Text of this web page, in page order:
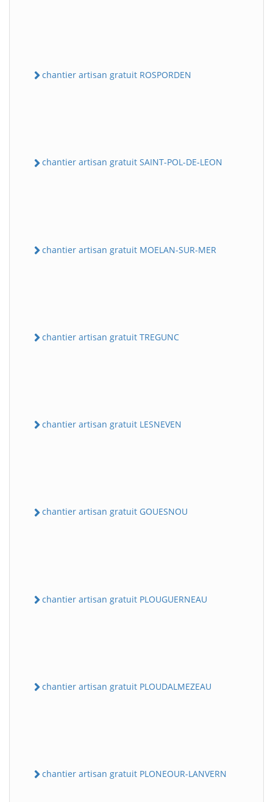
chantier artisan gratuit ROSPORDEN
chantier artisan gratuit SAINT-POL-DE-LEON
chantier artisan gratuit MOELAN-SUR-MER
chantier artisan gratuit TREGUNC
chantier artisan gratuit LESNEVEN
chantier artisan gratuit GOUESNOU
chantier artisan gratuit PLOUGUERNEAU
chantier artisan gratuit PLOUDALMEZEAU
chantier artisan gratuit PLONEOUR-LANVERN